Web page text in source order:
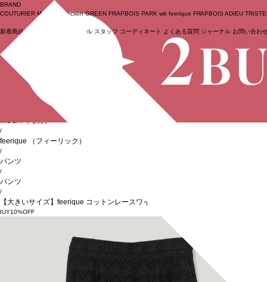
ログイン
BRAND
COUTURIER MOGA Collection GREEN FRAPBOIS PARK wb feerique FRAPBOIS ADIEU
新着商品 (ライブ) セール スタッフ コーディネート よくある質問 ジャーナル お問い合わ
BIGI online store
/
feerique （フィーリック）
/
パンツ
/
パンツ
/
【大きいサイズ】feerique コットンレースワイドパンツ